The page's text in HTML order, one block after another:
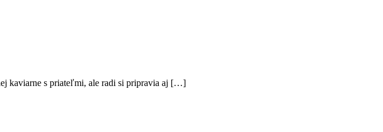
kaviarne s priateľmi, ale radi si pripravia aj […]